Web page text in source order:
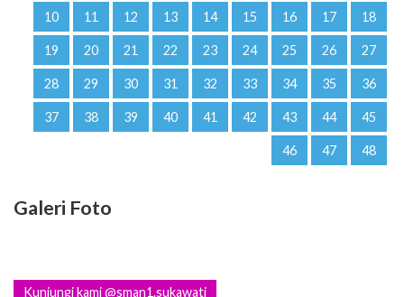
10 11 12 13 14 15 16 17 18
19 20 21 22 23 24 25 26 27
28 29 30 31 32 33 34 35 36
37 38 39 40 41 42 43 44 45
46 47 48
Galeri Foto
Kunjungi kami @sman1.sukawati